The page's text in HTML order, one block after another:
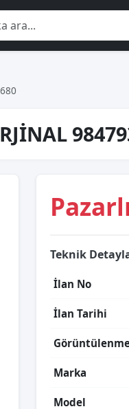
Teknik
İlan No
İlan Tarihi
Marka
Model